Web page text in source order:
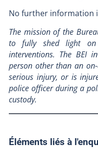
No further information
The mission of the
to fully shed light on
interventions. The BEI
person other than an
serious injury, or is
police officer during a
custody.
Éléments liés à